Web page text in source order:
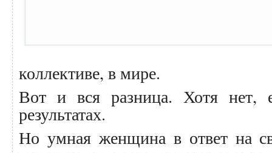
коллективе, в мире.
Вот и вся разница. Хотя нет,
результатах.
Но умная женщина в ответ на